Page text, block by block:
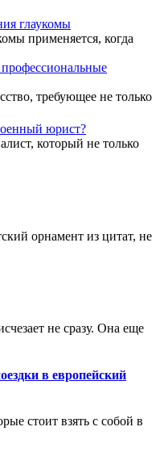
глаукомы
применяется, когда
требующее не только
юрист?
который не только
орнамент из цитат, не
не сразу. Она еще
в европейский
стоит взять с собой в